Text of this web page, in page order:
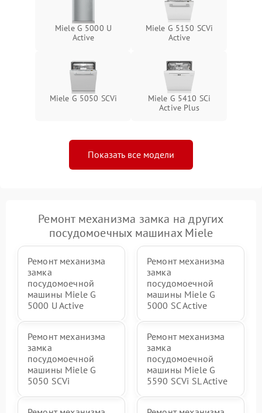
Miele G 5000 U
Active
Miele G 5150 SCVi
Active
Miele G 5050 SCVi
Miele G 5410 SCi
Active Plus
Показать все модели
Ремонт механизма замка на других
посудомоечных машинах Miele
Ремонт механизма
замка
посудомоечной
машины Miele G
5000 U Active
Ремонт механизма
замка
посудомоечной
машины Miele G
5000 SC Active
Ремонт механизма
замка
посудомоечной
машины Miele G
5050 SCVi
Ремонт механизма
замка
посудомоечной
машины Miele G
5590 SCVi SL Active